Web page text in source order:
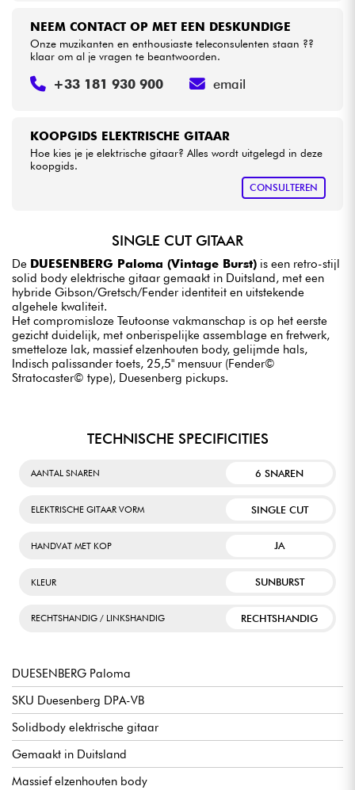
KOOPGIDS ELEKTRISCHE GITAAR
Hoe kies je je elektrische gitaar? Alles wordt uitgelegd in deze
koopgids.
CONSULTEREN
NEEM CONTACT OP MET EEN DESKUNDIGE
Onze muzikanten en enthousiaste teleconsulenten staan ??
klaar om al je vragen te beantwoorden.
+33 181 930 900 email
SINGLE CUT GITAAR
De DUESENBERG Paloma (Vintage Burst) is een retro-stijl
solid body elektrische gitaar gemaakt in Duitsland, met een
hybride Gibson/Gretsch/Fender identiteit en uitstekende
algehele kwaliteit.
Het compromisloze Teutoonse vakmanschap is op het eerste
gezicht duidelijk, met onberispelijke assemblage en fretwerk,
smetteloze lak, massief elzenhouten body, gelijmde hals,
Indisch palissander toets, 25,5" mensuur (Fender©
Stratocaster© type), Duesenberg pickups.
TECHNISCHE SPECIFICITIES
AANTAL SNAREN 6 SNAREN
ELEKTRISCHE GITAAR VORM SINGLE CUT
HANDVAT MET KOP JA
KLEUR SUNBURST
RECHTSHANDIG / LINKSHANDIG RECHTSHANDIG
DUESENBERG Paloma
SKU Duesenberg DPA-VB
Solidbody elektrische gitaar
Gemaakt in Duitsland
Massief elzenhouten body